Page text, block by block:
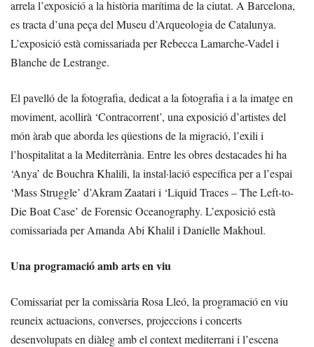
arrela l’exposició a la història marítima de la ciutat. A Barcelona,
es tracta d’una peça del Museu d’Arqueologia de Catalunya.
L’exposició està comissariada per Rebecca Lamarche-Vadel i
Blanche de Lestrange.
El pavelló de la fotografia, dedicat a la fotografia i a la imatge en
moviment, acollirà ‘Contracorrent’, una exposició d’artistes del
món àrab que aborda les qüestions de la migració, l’exili i
l’hospitalitat a la Mediterrània. Entre les obres destacades hi ha
‘Anya’ de Bouchra Khalili, la instal·lació específica per a l’espai
‘Mass Struggle’ d’Akram Zaatari i ‘Liquid Traces – The Left-to-
Die Boat Case’ de Forensic Oceanography. L’exposició està
comissariada per Amanda Abi Khalil i Danielle Makhoul.
Una programació amb arts en viu
Comissariat per la comissària Rosa Lleó, la programació en viu
reuneix actuacions, converses, projeccions i concerts
desenvolupats en diàleg amb el context mediterrani i l’escena